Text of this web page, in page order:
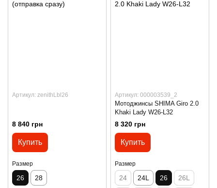
Артикул: zenithLbl26
8 840 грн
Купить
Размер
26 28
Артикул: 000003539_2
Мотоджинсы SHIMA Giro 2.0
Khaki Lady W26-L32
8 320 грн
Купить
Размер
24 24L 26 26L